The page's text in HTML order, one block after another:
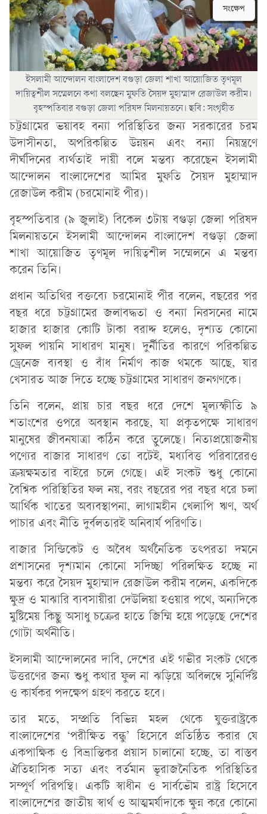
ইসলামী আন্দোলন বাংলাদেশ বগুড়া জেলা শাখা আয়োজিত তৃণমূল
দায়িত্বশীল সম্মেলনে কথা বলছেন মুফতি সৈয়দ মুহাম্মাদ রেজাউল করীম।
বৃহস্পতিবার বগুড়া জেলা পরিষদ মিলনায়তনে। ছবি: সংগৃহীত
সংক্ষেপ
চট্টগ্রামের ভয়াবহ বন্যা পরিস্থিতির জন্য সরকারের চরম
উদাসীনতা, অপরিকল্পিত উন্নয়ন এবং বন্যা নিয়ন্ত্রণে
দীর্ঘদিনের ব্যর্থতাই দায়ী বলে মন্তব্য করেছেন ইসলামী
আন্দোলন বাংলাদেশের আমির মুফতি সৈয়দ মুহাম্মাদ
রেজাউল করীম (চরমোনাই পীর)।
বৃহস্পতিবার (৯ জুলাই) বিকেল ৩টায় বগুড়া জেলা পরিষদ
মিলনায়তনে ইসলামী আন্দোলন বাংলাদেশ বগুড়া জেলা
শাখা আয়োজিত তৃণমূল দায়িত্বশীল সম্মেলনে এ মন্তব্য
করেন তিনি।
প্রধান অতিথির বক্তব্যে চরমোনাই পীর বলেন, বছরের পর
বছর ধরে চট্টগ্রামের জলাবদ্ধতা ও বন্যা নিরসনের নামে
হাজার হাজার কোটি টাকা বরাদ্দ হলেও, দৃশ্যত কোনো
সুফল পায়নি সাধারণ মানুষ। দুর্নীতির কারণে পরিকল্পিত
ড্রেনেজ ব্যবস্থা ও বাঁধ নির্মাণ কাজ থমকে আছে, যার
খেসারত আজ দিতে হচ্ছে চট্টগ্রামের সাধারণ জনগণকে।
তিনি বলেন, প্রায় চার বছর ধরে দেশে মূল্যস্ফীতি ৯
শতাংশের ওপরে অবস্থান করছে, যা প্রকৃতপক্ষে সাধারণ
মানুষের জীবনযাত্রা কঠিন করে তুলেছে। নিত্যপ্রয়োজনীয়
পণ্যের বাজার সাধারণ তো বটেই, মধ্যবিত্ত পরিবারেরও
ক্রয়ক্ষমতার বাইরে চলে গেছে। এই সংকট শুধু কোনো
বৈশ্বিক পরিস্থিতির ফল নয়, বরং বছরের পর বছর ধরে চলা
আর্থিক খাতের অব্যবস্থাপনা, লাগামহীন খেলাপি ঋণ, অর্থ
পাচার এবং নীতি দুর্বলতারই অনিবার্য পরিণতি।
বাজার সিন্ডিকেট ও অবৈধ অর্থনৈতিক তৎপরতা দমনে
প্রশাসনের দৃশ্যমান কোনো সদিচ্ছা পরিলক্ষিত হচ্ছে না
মন্তব্য করে সৈয়দ মুহাম্মাদ রেজাউল করীম বলেন, একদিকে
ক্ষুদ্র ও মাঝারি ব্যবসায়ীরা দেউলিয়া হওয়ার পথে, অন্যদিকে
মুষ্টিমেয় কিছু অসাধু চক্রের হাতে জিম্মি হয়ে পড়েছে দেশের
গোটা অর্থনীতি।
ইসলামী আন্দোলনের দাবি, দেশের এই গভীর সংকট থেকে
উত্তরণের জন্য শুধু কথার ফুল না ঝড়িয়ে অবিলম্বে সুনির্দিষ্ট
ও কার্যকর পদক্ষেপ গ্রহণ করতে হবে।
তার মতে, সম্প্রতি বিভিন্ন মহল থেকে যুক্তরাষ্ট্রকে
বাংলাদেশের ‘পরীক্ষিত বন্ধু’ হিসেবে প্রতিষ্ঠিত করার যে
একপাক্ষিক ও বিভ্রান্তিকর প্রয়াস চালানো হচ্ছে, তা বাস্তব
ঐতিহাসিক সত্য এবং বর্তমান ভূরাজনৈতিক পরিস্থিতির
সম্পূর্ণ পরিপন্থি। একটি স্বাধীন ও সার্বভৌম রাষ্ট্র হিসেবে
বাংলাদেশের জাতীয় স্বার্থ ও আত্মমর্যাদাকে ক্ষুন্ন করে কোনো